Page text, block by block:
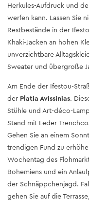
Herkules-Aufdruck und
werfen kann. Lassen Sie
Restbestände in der
Khaki-Jacken an hohen
unverzichtbare
Sweater und übergroße
Am Ende der Ifestou-
der Platia Avissinias.
Stühle und Art-déco-
Stand mit Leder-
Gehen Sie an einem
trendigen Fund zu
Wochentag des
Bohemiens und ein
der Schnäppchenjagd.
gehen Sie auf die